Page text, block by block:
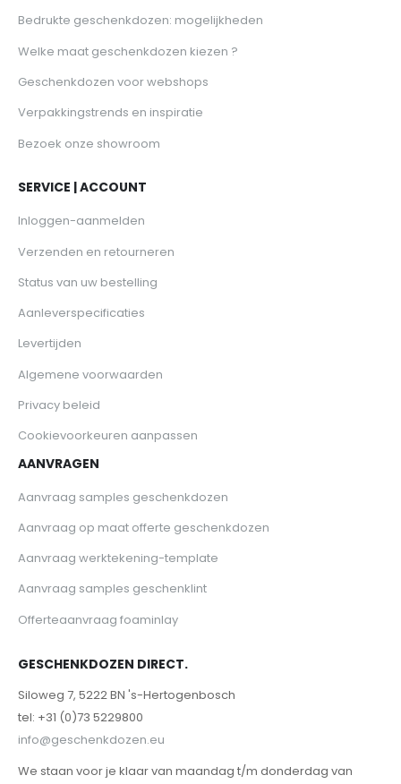
Bedrukte geschenkdozen: mogelijkheden
Welke maat geschenkdozen kiezen ?
Geschenkdozen voor webshops
Verpakkingstrends en inspiratie
Bezoek onze showroom
SERVICE | ACCOUNT
Inloggen-aanmelden
Verzenden en retourneren
Status van uw bestelling
Aanleverspecificaties
Levertijden
Algemene voorwaarden
Privacy beleid
Cookievoorkeuren aanpassen
AANVRAGEN
Aanvraag samples geschenkdozen
Aanvraag op maat offerte geschenkdozen
Aanvraag werktekening-template
Aanvraag samples geschenklint
Offerteaanvraag foaminlay
GESCHENKDOZEN DIRECT.
Siloweg 7, 5222 BN 's-Hertogenbosch
tel: +31 (0)73 5229800
info@geschenkdozen.eu
We staan voor je klaar van maandag t/m donderdag van